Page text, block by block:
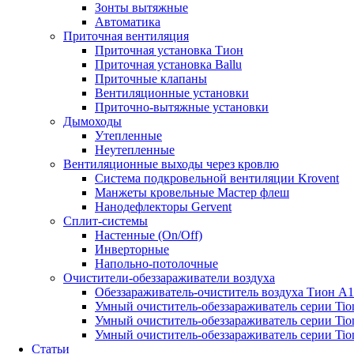
Зонты вытяжные
Автоматика
Приточная вентиляция
Приточная установка Тион
Приточная установка Ballu
Приточные клапаны
Вентиляционные установки
Приточно-вытяжные установки
Дымоходы
Утепленные
Неутепленные
Вентиляционные выходы через кровлю
Система подкровельной вентиляции Krovent
Манжеты кровельные Мастер флеш
Нанодефлекторы Gervent
Сплит-системы
Настенные (On/Off)
Инверторные
Напольно-потолочные
Очистители-обеззараживатели воздуха
Обеззараживатель-очиститель воздуха Тион
Умный очиститель-обеззараживатель серии
Умный очиститель-обеззараживатель серии
Умный очиститель-обеззараживатель серии
Статьи